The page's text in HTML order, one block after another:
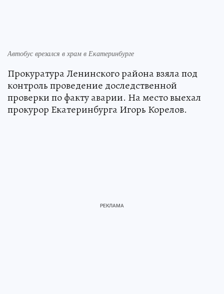
Автобус врезался в храм в Екатеринбурге
Прокуратура Ленинского района взяла под
контроль проведение доследственной
проверки по факту аварии. На место выехал
прокурор Екатеринбурга Игорь Корелов.